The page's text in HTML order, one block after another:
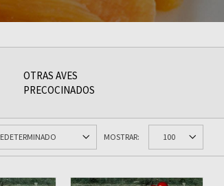
OTRAS AVES
PRECOCINADOS
MOSTRAR: